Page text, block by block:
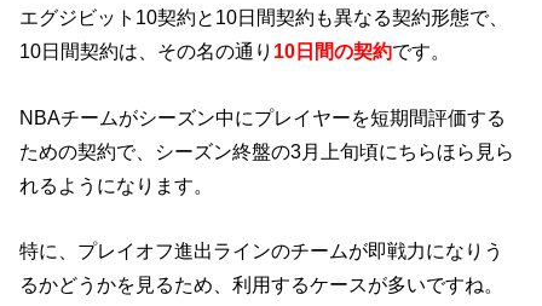
エグジビット10契約と10日間契約も異なる契約形態で、
10日間契約は、その名の通り 10日間の契約です。
NBAチームがシーズン中にプレイヤーを短期間評価する
ための契約で、シーズン終盤の3月上旬頃にちらほら見ら
れるようになります。
特に、プレイオフ進出ラインのチームが即戦力になりう
るかどうかを見るため、利用するケースが多いですね。